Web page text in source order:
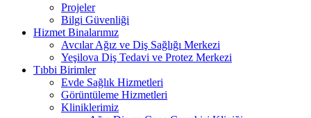
Projeler
Bilgi Güvenliği
Hizmet Binalarımız
Avcılar Ağız ve Diş Sağlığı Merkezi
Yeşilova Diş Tedavi ve Protez Merkezi
Tıbbi Birimler
Evde Sağlık Hizmetleri
Görüntüleme Hizmetleri
Kliniklerimiz